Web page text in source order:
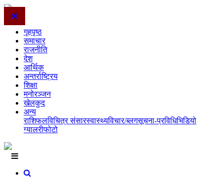
गृहपृष्ठ
समाचार
राजनीति
देश
आर्थिक
अन्तर्राष्ट्रिय
शिक्षा
मनोरञ्जन
खेलकुद
अन्य
राशिफलविचित्र संसारस्वास्थ्यविचार/ब्लगसूचना-प्रविधिभिडियो
ग्यालरीफोटो